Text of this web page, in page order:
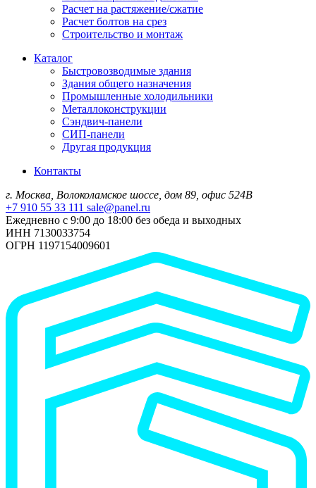
Расчет на растяжение/сжатие
Расчет болтов на срез
Строительство и монтаж
Каталог
Быстровозводимые здания
Здания общего назначения
Промышленные холодильники
Металлоконструкции
Сэндвич-панели
СИП-панели
Другая продукция
Контакты
г. Москва, Волоколамское шоссе, дом 89, офис 524В
+7 910 55 33 111 sale@panel.ru
Ежедневно с 9:00 до 18:00 без обеда и выходных
ИНН 7130033754
ОГРН 1197154009601